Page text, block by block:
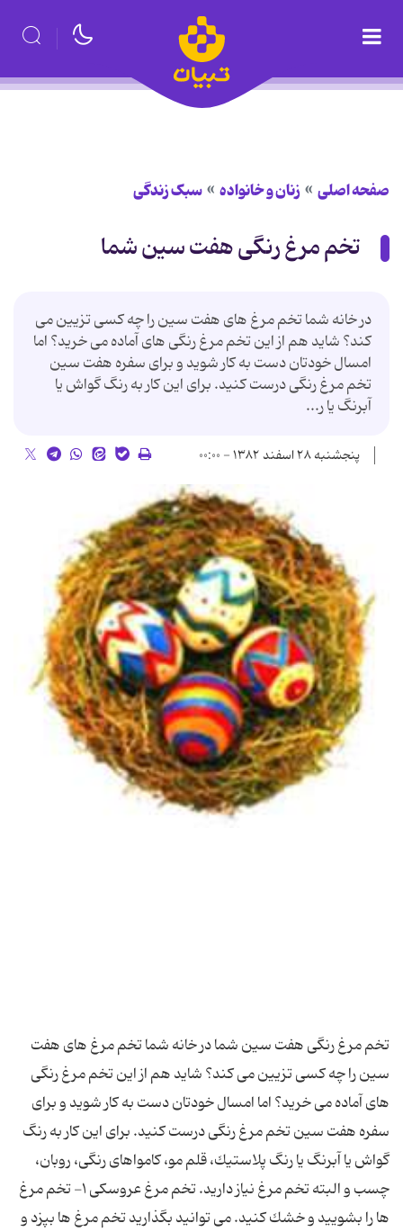
صفحه اصلی زنان و خانواده سبک زندگی
تخم مرغ رنگی هفت سین شما
در خانه شما تخم مرغ های هفت سین را چه كسی تزیین می
كند؟ شاید هم از این تخم مرغ رنگی های آماده می خرید؟ اما
امسال خودتان دست به كار شوید و برای سفره هفت سین
تخم مرغ رنگی درست كنید. برای این كار به رنگ گواش یا
آبرنگ یا ر...
پنجشنبه ۲۸ اسفند ۱۳۸۲ - ۰۰:۰۰
تخم مرغ رنگی هفت سین شما در خانه شما تخم مرغ های هفت
سین را چه كسی تزیین می كند؟ شاید هم از این تخم مرغ رنگی
های آماده می خرید؟ اما امسال خودتان دست به كار شوید و برای
سفره هفت سین تخم مرغ رنگی درست كنید. برای این كار به رنگ
گواش یا آبرنگ یا رنگ پلاستیك، قلم مو، كامواهای رنگی، روبان،
چسب و البته تخم مرغ نیاز دارید. تخم مرغ عروسكی ۱- تخم مرغ
ها را بشویید و خشك كنید. می توانید بگذارید تخم مرغ ها بپزد و